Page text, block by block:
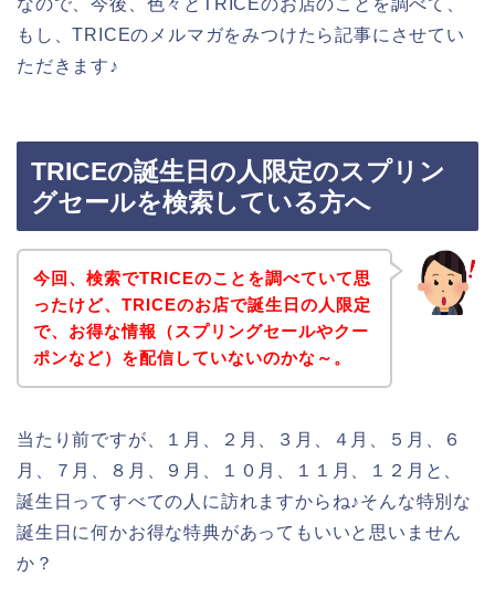
もし、TRICEのメルマガをみつけたら記事にさせてい
ただきます♪
TRICEの誕生日の人限定のスプリン
グセールを検索している方へ
今回、検索でTRICEのことを調べていて思
ったけど、TRICEのお店で誕生日の人限定
で、お得な情報（スプリングセールやクー
ポンなど）を配信していないのかな～。
当たり前ですが、１月、２月、３月、４月、５月、６
月、７月、８月、９月、１０月、１１月、１２月と、
誕生日ってすべての人に訪れますからね♪そんな特別な
誕生日に何かお得な特典があってもいいと思いません
か？